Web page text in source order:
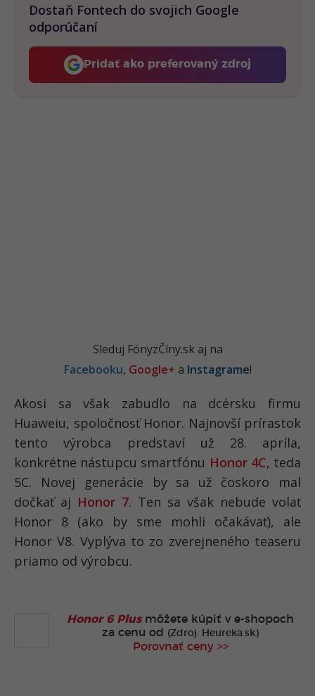
Dostaň Fontech do svojich Google
odporúčaní
Pridať ako preferovaný zdroj
Fontech, odkaz sa otvorí v
Sleduj FónyzČíny.sk aj na
Facebooku, Google+ a Instagrame!
Akosi sa však zabudlo na dcérsku firmu
Huaweiu, spoločnosť Honor. Najnovší prírastok
tento výrobca predstaví už 28. apríla,
konkrétne nástupcu smartfónu Honor 4C, teda
5C. Novej generácie by sa už čoskoro mal
dočkať aj Honor 7. Ten sa však nebude volať
Honor 8 (ako by sme mohli očakávať), ale
Honor V8. Vyplýva to zo zverejneného teaseru
priamo od výrobcu.
Honor 6 Plusmôžete kúpiť v e-shopoch
za cenu od
(Zdroj: Heureka.sk)
Porovnať ceny >>